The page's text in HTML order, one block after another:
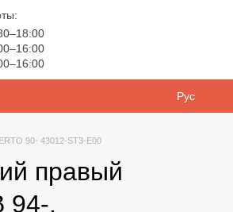
Рус
90- 43012-ST3-E00
правый
94-,